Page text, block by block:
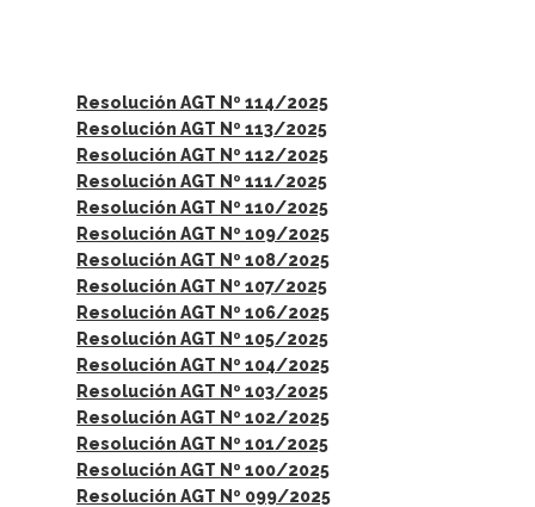
Resolución AGT Nº 114/2025
Resolución AGT Nº 113/2025
Resolución AGT Nº 112/2025
Resolución AGT Nº 111/2025
Resolución AGT Nº 110/2025
Resolución AGT Nº 109/2025
Resolución AGT Nº 108/2025
Resolución AGT Nº 107/2025
Resolución AGT Nº 106/2025
Resolución AGT Nº 105/2025
Resolución AGT Nº 104/2025
Resolución AGT Nº 103/2025
Resolución AGT Nº 102/2025
Resolución AGT Nº 101/2025
Resolución AGT Nº 100/2025
Resolución AGT Nº 099/2025